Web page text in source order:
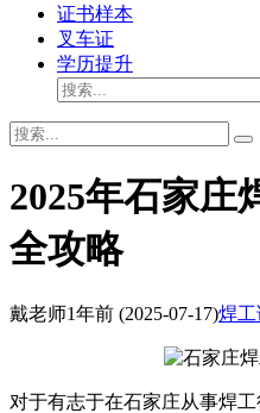
证书样本
叉车证
学历提升
2025年石家庄
全攻略
戴老师1年前 (2025-07-17)焊工
对于有志于在石家庄从事焊